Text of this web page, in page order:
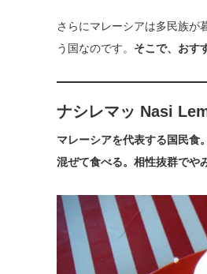
さらにマレーシアは多民族が
う国なのです。 そこで、おす
ナシレマッ Nasi
マレーシアを代表する国民食
混ぜて食べる。相性抜群でや